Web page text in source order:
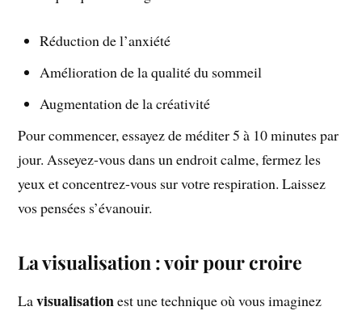
Réduction de l’anxiété
Amélioration de la qualité du sommeil
Augmentation de la créativité
Pour commencer, essayez de méditer 5 à 10 minutes par
jour. Asseyez-vous dans un endroit calme, fermez les
yeux et concentrez-vous sur votre respiration. Laissez
vos pensées s’évanouir.
La visualisation : voir pour croire
Lavisualisationest une technique où vous imaginez